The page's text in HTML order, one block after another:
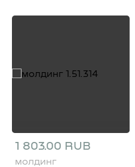
1 803.00 RUB
молдинг